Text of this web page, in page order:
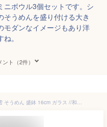
ニボウル3個セットです。シ
そうめんを盛り付ける大き
モダンなイメージもあり洋
。
ト（2件）
【クーポン配布中】津軽びいどろ 初雪 そうめん 盛鉢 16cm ガラス //和食器 麺鉢 大鉢 中鉢 ガラス ガラス食器 食器 そうめん鉢 ガラスボウル ボウル オシャレ おしゃれ 夏 涼し気 素麺鉢 そうめん器 涼しげ 冷麺鉢 冷めん鉢 ガラス盛鉢 盛り鉢 ガラス鉢 日本製